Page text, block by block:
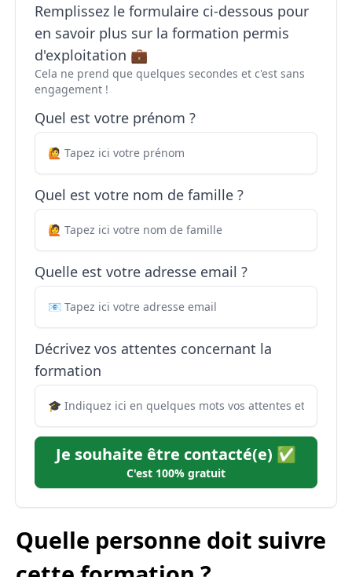
Remplissez le formulaire ci-dessous pour
en savoir plus sur la formation permis
d'exploitation 💼
Cela ne prend que quelques secondes et c'est sans
engagement !
Quel est votre prénom ?
Quel est votre nom de famille ?
Quelle est votre adresse email ?
Décrivez vos attentes concernant la
formation
Je souhaite être contacté(e) ✅
C'est 100% gratuit
Quelle personne doit suivre